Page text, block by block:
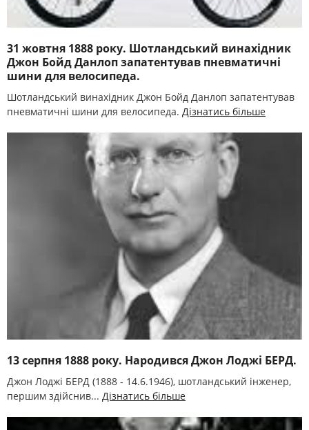
31 жовтня 1888 року. Шотландський винахідник
Джон Бойд Данлоп запатентував пневматичні
шини для велосипеда.
Шотландський винахідник Джон Бойд Данлоп запатентував
пневматичні шини для велосипеда. Дізнатись більше
13 серпня 1888 року. Народився Джон Лоджі БЕРД.
Джон Лоджі БЕРД (1888 - 14.6.1946), шотландський інженер,
першим здійснив... Дізнатись більше